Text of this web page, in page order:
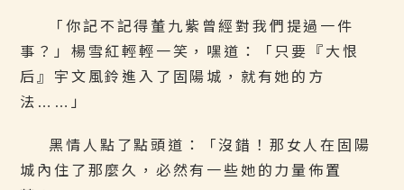
「你記不記得董九紫曾經對我們提過一件
事？」楊雪紅輕輕一笑，嘿道：「只要『大恨
后』宇文風鈴進入了固陽城，就有她的方
法……」
黑情人點了點頭道：「沒錯！那女人在固陽
城內住了那麼久，必然有一些她的力量佈置